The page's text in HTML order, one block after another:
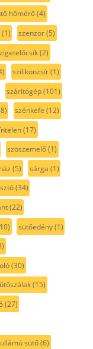
hőmérő(4)
(1) szenzor(5)
(2)
szilikonzsír(1)
szárítógép(101)
szénkefe (12)
(17)
szöszemelő(1)
(5) sárga (1)
(34)
(22)
sütőedény(1)
(30)
(15)
(27)
sütő(6)